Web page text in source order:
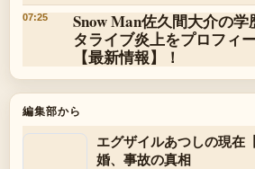
07:25
Snow Man佐久間大介の
タライブ炎上をプロフィ
【最新情報】！
編集部から
エグザイルあつしの現在
婚、事故の真相